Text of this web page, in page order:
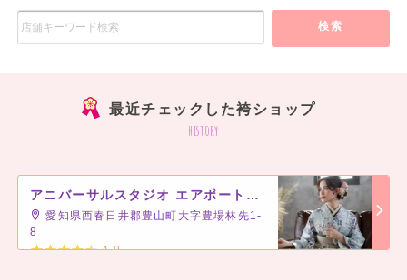
検索
最近チェックした袴ショップ
history
アニバーサルスタジオ エアポートウォーク名古屋
愛知県西春日井郡豊山町大字豊場林先1-
8
4.9